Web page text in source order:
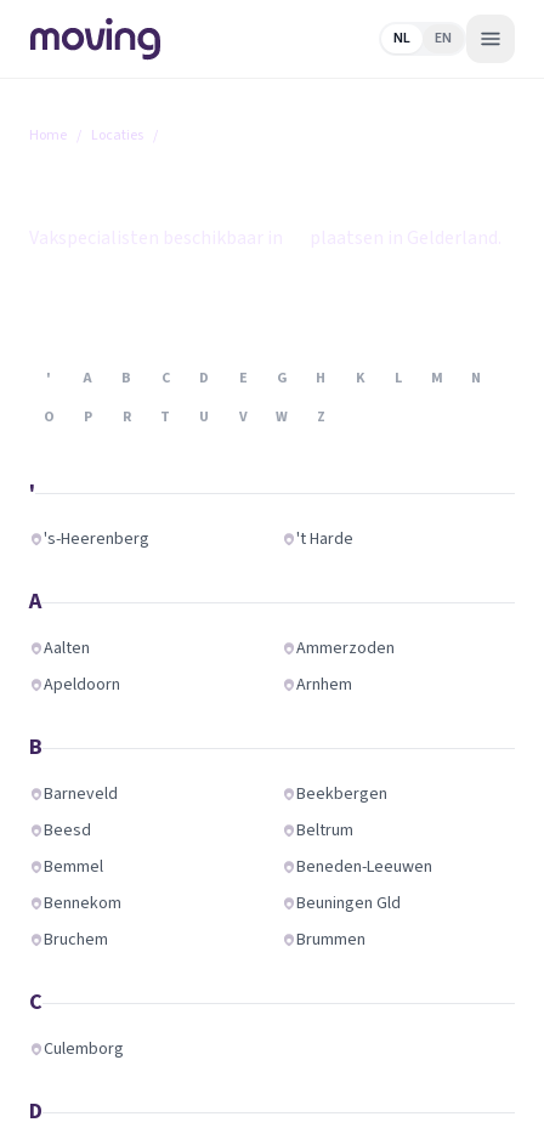
NL EN
Home / Locaties /
' A B C D E G H K L M
N
O
P R T U V W Z
'
's-Heerenberg 't Harde
A
Aalten
Ammerzoden
Apeldoorn
Arnhem
B
Barneveld
Beekbergen
Beesd
Beltrum
Bemmel
Beneden-Leeuwen
Bennekom
Beuningen Gld
Bruchem
Brummen
C
Culemborg
D